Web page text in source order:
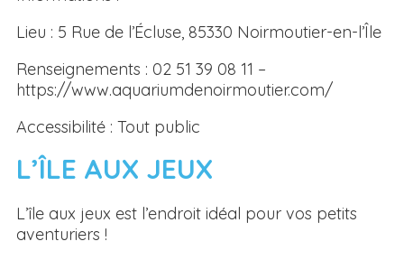
Lieu : 5 Rue de l’Écluse, 85330 Noirmoutier-en-l’Île
Renseignements : 02 51 39 08 11 –
https://www.aquariumdenoirmoutier.com/
Accessibilité : Tout public
L’ÎLE AUX JEUX
L’île aux jeux est l’endroit idéal pour vos petits
aventuriers !